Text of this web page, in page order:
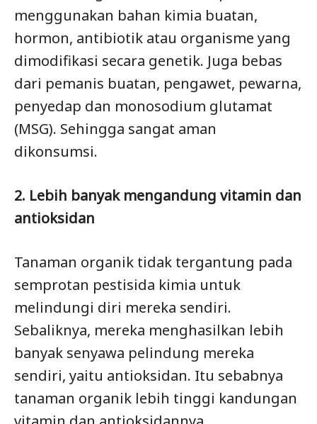
menggunakan bahan kimia buatan,
hormon, antibiotik atau organisme yang
dimodifikasi secara genetik. Juga bebas
dari pemanis buatan, pengawet, pewarna,
penyedap dan monosodium glutamat
(MSG). Sehingga sangat aman
dikonsumsi.
2. Lebih banyak mengandung vitamin dan
antioksidan
Tanaman organik tidak tergantung pada
semprotan pestisida kimia untuk
melindungi diri mereka sendiri.
Sebaliknya, mereka menghasilkan lebih
banyak senyawa pelindung mereka
sendiri, yaitu antioksidan. Itu sebabnya
tanaman organik lebih tinggi kandungan